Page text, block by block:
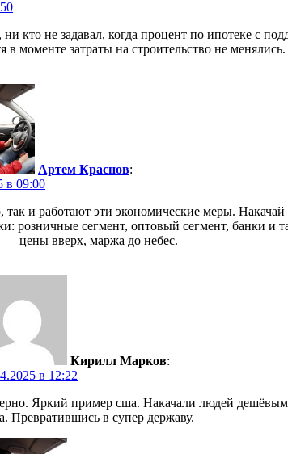
ни кто не задавал, когда процент по ипотеке с
в моменте затраты на строительство не
Артем Краснов:
в 09:00
так и работают эти экономические меры.
розничные сегмент, оптовый сегмент, банки и
— цены вверх, маржа до небес.
Кирилл Марков:
в 12:22
Яркий пример сша. Накачали людей
Превратившись в супер державу.